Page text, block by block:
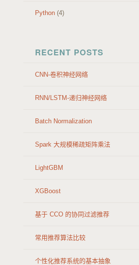
Python (4)
RECENT POSTS
CNN-卷积神经网络
RNN/LSTM-递归神经网络
Batch Normalization
Spark 大规模稀疏矩阵乘法
LightGBM
XGBoost
基于 CCO 的协同过滤推荐
常用推荐算法比较
个性化推荐系统的基本抽象